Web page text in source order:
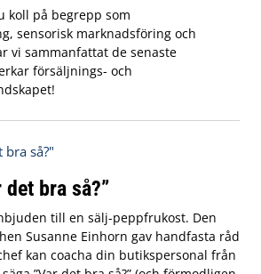
koll på begrepp som
sensorisk marknadsföring och
vi sammanfattat de senaste
försäljnings- och
det bra så?”
till en sälj-peppfrukost. Den
Susanne Einhorn gav handfasta råd
kan coacha din butikspersonal från